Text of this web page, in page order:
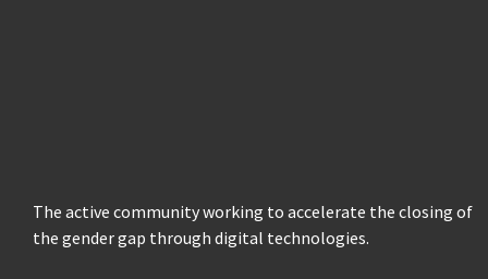
The active community working to accelerate the closing of
the gender gap through digital technologies.